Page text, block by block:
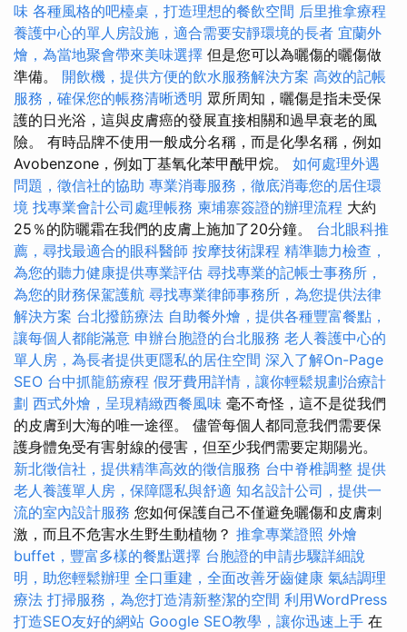
味 各種風格的吧檯桌，打造理想的餐飲空間 后里推拿療程
養護中心的單人房設施，適合需要安靜環境的長者 宜蘭外
燴，為當地聚會帶來美味選擇 但是您可以為曬傷的曬傷做
準備。 開飲機，提供方便的飲水服務解決方案 高效的記帳
服務，確保您的帳務清晰透明 眾所周知，曬傷是指未受保
護的日光浴，這與皮膚癌的發展直接相關和過早衰老的風
險。 有時品牌不使用一般成分名稱，而是化學名稱，例如
Avobenzone，例如丁基氧化苯甲酰甲烷。 如何處理外遇
問題，徵信社的協助 專業消毒服務，徹底消毒您的居住環
境 找專業會計公司處理帳務 柬埔寨簽證的辦理流程 大約
25％的防曬霜在我們的皮膚上施加了20分鐘。 台北眼科推
薦，尋找最適合的眼科醫師 按摩技術課程 精準聽力檢查，
為您的聽力健康提供專業評估 尋找專業的記帳士事務所，
為您的財務保駕護航 尋找專業律師事務所，為您提供法律
解決方案 台北撥筋療法 自助餐外燴，提供各種豐富餐點，
讓每個人都能滿意 申辦台胞證的台北服務 老人養護中心的
單人房，為長者提供更隱私的居住空間 深入了解On-Page
SEO 台中抓龍筋療程 假牙費用詳情，讓你輕鬆規劃治療計
劃 西式外燴，呈現精緻西餐風味 毫不奇怪，這不是從我們
的皮膚到大海的唯一途徑。 儘管每個人都同意我們需要保
護身體免受有害射線的侵害，但至少我們需要定期陽光。
新北徵信社，提供精準高效的徵信服務 台中脊椎調整 提供
老人養護單人房，保障隱私與舒適 知名設計公司，提供一
流的室內設計服務 您如何保護自己不僅避免曬傷和皮膚刺
激，而且不危害水生野生動植物？ 推拿專業證照 外燴
buffet，豐富多樣的餐點選擇 台胞證的申請步驟詳細說
明，助您輕鬆辦理 全口重建，全面改善牙齒健康 氣結調理
療法 打掃服務，為您打造清新整潔的空間 利用WordPress
打造SEO友好的網站 Google SEO教學，讓你迅速上手 在